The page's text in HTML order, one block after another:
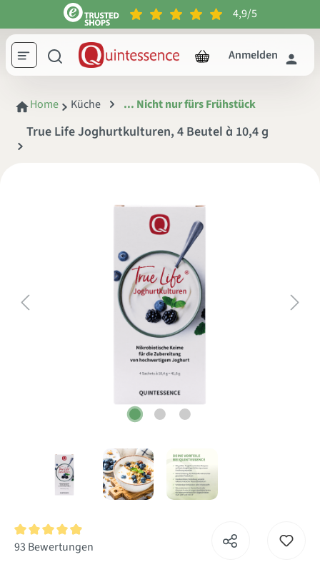
springen 4,9/5
Anmelden
Home Küche ... Nicht nur fürs Frühstück
True Life Joghurtkulturen, 4 Beutel à 10,4 g
Durchschnittliche Bewertung von 4.9 von 5 Sternen
93 Bewertungen